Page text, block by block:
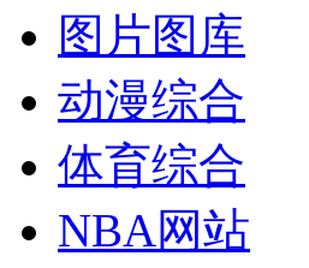
图片图库
动漫综合
体育综合
NBA网站